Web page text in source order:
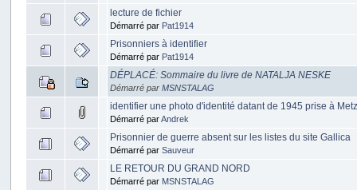
lecture de fichier
Démarré par Pat1914
Prisonniers à identifier
Démarré par Pat1914
DÉPLACÉ: Sommaire du livre de NATALJA NESKE
Démarré parMSNSTALAG
identifier une photo d'identité datant de 1945 prise à Metz
Démarré parAndrek
Prisonnier de guerre absent sur les listes du site Gallica
Démarré parSauveur
LE RETOUR DU GRAND NORD
Démarré par MSNSTALAG